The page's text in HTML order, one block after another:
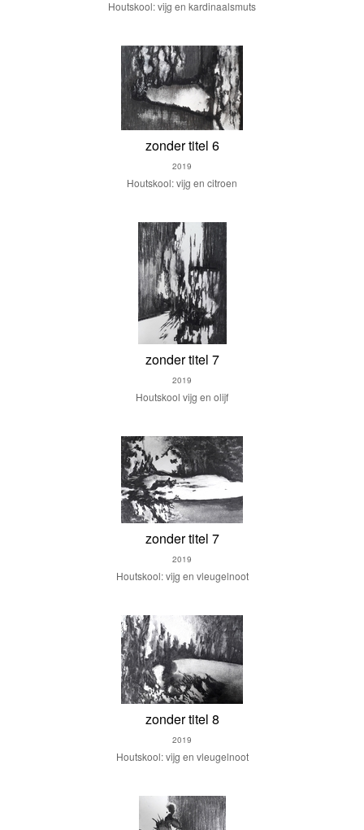
Houtskool: vijg en kardinaalsmuts
zonder titel 6
2019
Houtskool: vijg en citroen
zonder titel 7
2019
Houtskool vijg en olijf
zonder titel 7
2019
Houtskool: vijg en vleugelnoot
zonder titel 8
2019
Houtskool: vijg en vleugelnoot